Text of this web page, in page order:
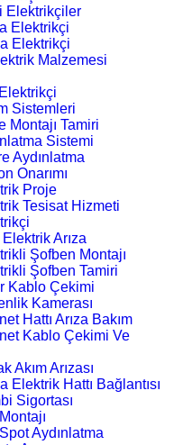
Elektrikçiler
Elektrikçi
Elektrikçi
Malzemesi
Sistemleri
Montajı Tamiri
Sistemi
Aydınlatma
Onarımı
Proje
Tesisat Hizmeti
Arıza
Şofben Montajı
Şofben Tamiri
Kablo Çekimi
Kamerası
Hattı Arıza Bakım
Kablo Çekimi Ve
Akım Arızası
Elektrik Hattı Bağlantısı
Sigortası
Aydınlatma